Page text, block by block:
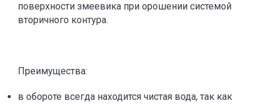
поверхности змеевика при орошении системой
вторичного контура.
Преимущества:
в обороте всегда находится чистая вода, так как